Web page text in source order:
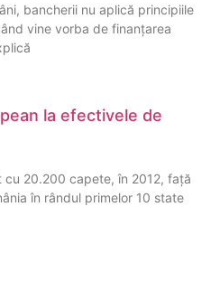
bancherii nu aplică principiile
vine vorba de finanțarea
la efectivele de
20.200 capete, în 2012, faţă
în rândul primelor 10 state